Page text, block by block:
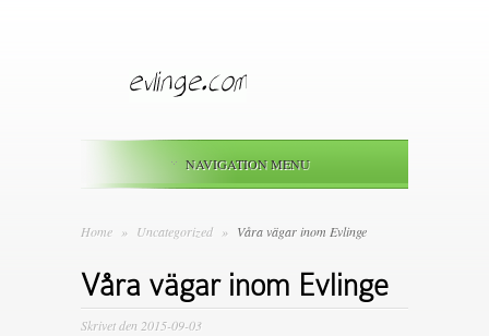
NAVIGATION MENU
Home » Uncategorized » Våra vägar inom Evlinge
Våra vägar inom Evlinge
Skrivet den 2015-09-03